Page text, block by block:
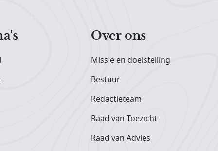
Over ons
Missie en doelstelling
Bestuur
Redactieteam
Raad van Toezicht
Raad van Advies